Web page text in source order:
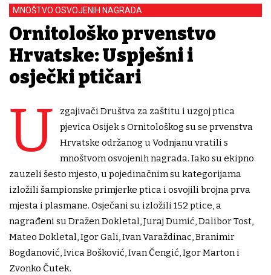
MNOŠTVO OSVOJENIH NAGRADA
Ornitološko prvenstvo
Hrvatske: Uspješni i
osječki ptičari
U
zgajivači Društva za zaštitu i uzgoj ptica
pjevica Osijek s Ornitološkog su se prvenstva
Hrvatske održanog u Vodnjanu vratili s
mnoštvom osvojenih nagrada. Iako su ekipno
zauzeli šesto mjesto, u pojedinačnim su kategorijama
izložili šampionske primjerke ptica i osvojili brojna prva
mjesta i plasmane. Osječani su izložili 152 ptice, a
nagrađeni su Dražen Dokletal, Juraj Dumić, Dalibor Tost,
Mateo Dokletal, Igor Gali, Ivan Varaždinac, Branimir
Bogdanović, Ivica Bošković, Ivan Čengić, Igor Marton i
Zvonko Čutek.